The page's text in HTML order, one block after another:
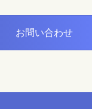
お問い合わせ